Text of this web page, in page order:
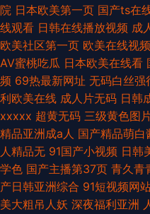
院 日本欧美第一页 国产ts在
线观看 日韩在线播放视频 成
欧美社区第一页 欧美在线视
AV蜜桃吃瓜 日本欧美在线看
频 69热最新网址 无码白丝强
利欧美在线 成人片无码 日韩
xxxxx 超黄无码 三级黄色图
精品亚洲成a人 国产精品萌白
人精品无 91国产小视频 日韩
学色 国产主播第37页 青久青
产日韩亚洲综合 91短视频网
美大粗吊人妖 深夜福利亚洲